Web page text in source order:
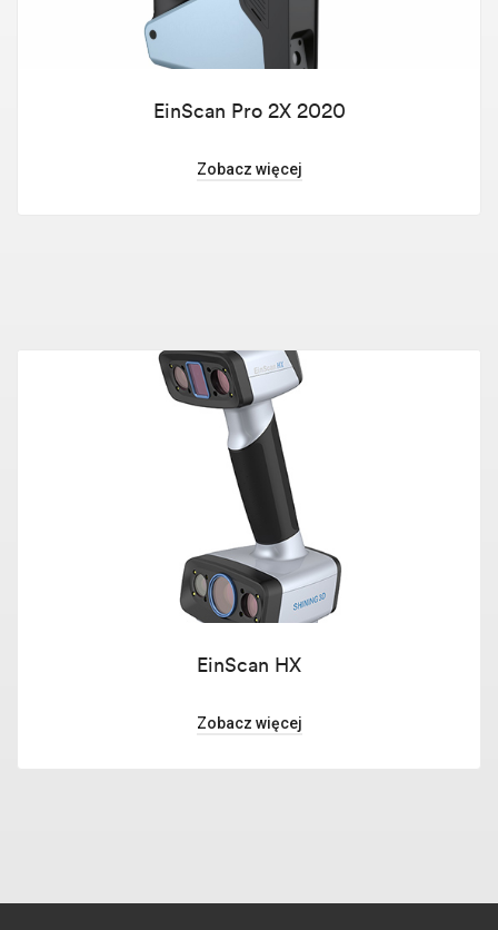
EinScan Pro 2X 2020
Zobacz więcej
EinScan HX
Zobacz więcej